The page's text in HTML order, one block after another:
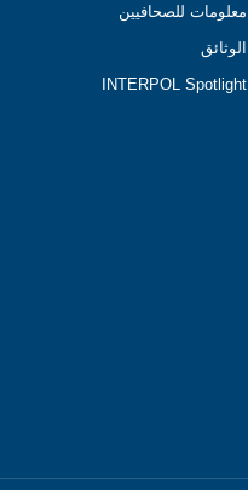
معلومات للصحافيين
الوثائق
INTERPOL Spotlight